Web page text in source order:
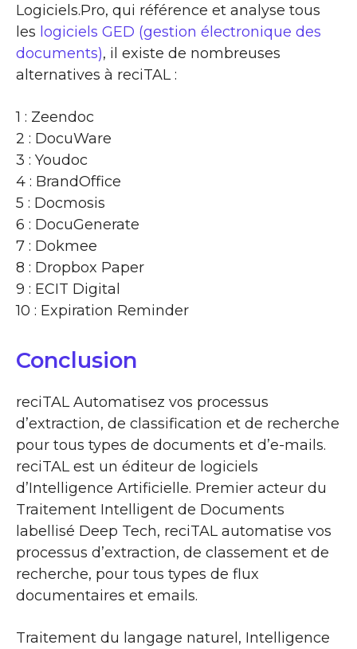
Logiciels.Pro, qui référence et analyse tous
les logiciels GED (gestion électronique des
documents), il existe de nombreuses
alternatives à reciTAL :
1 : Zeendoc
2 : DocuWare
3 : Youdoc
4 : BrandOffice
5 : Docmosis
6 : DocuGenerate
7 : Dokmee
8 : Dropbox Paper
9 : ECIT Digital
10 : Expiration Reminder
Conclusion
reciTAL Automatisez vos processus
d’extraction, de classification et de recherche
pour tous types de documents et d’e-mails.
reciTAL est un éditeur de logiciels
d’Intelligence Artificielle. Premier acteur du
Traitement Intelligent de Documents
labellisé Deep Tech, reciTAL automatise vos
processus d’extraction, de classement et de
recherche, pour tous types de flux
documentaires et emails.
Traitement du langage naturel, Intelligence